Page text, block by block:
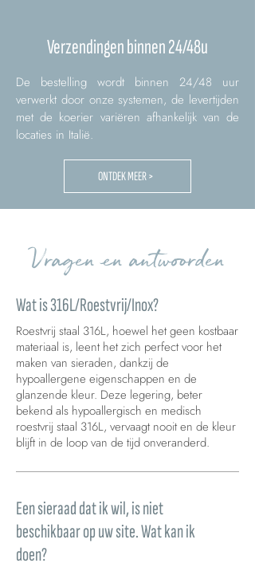
Verzendingen binnen 24/48u
De bestelling wordt binnen 24/48 uur
verwerkt door onze systemen, de levertijden
met de koerier variëren afhankelijk van de
locaties in Italië.
ONTDEK MEER >
Vragen en antwoorden
Wat is 316L/Roestvrij/Inox?
Roestvrij staal 316L, hoewel het geen kostbaar
materiaal is, leent het zich perfect voor het
maken van sieraden, dankzij de
hypoallergene eigenschappen en de
glanzende kleur. Deze legering, beter
bekend als hypoallergisch en medisch
roestvrij staal 316L, vervaagt nooit en de kleur
blijft in de loop van de tijd onveranderd.
Een sieraad dat ik wil, is niet
beschikbaar op uw site. Wat kan ik
doen?